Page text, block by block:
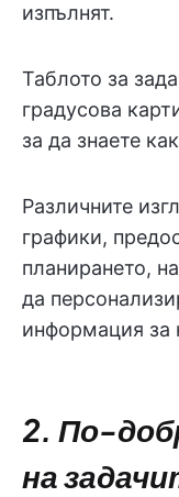
изпълнят.
Таблото за
градусова
за да знаете
Различните
графики,
планирането,
да
информация за
2. По-
на